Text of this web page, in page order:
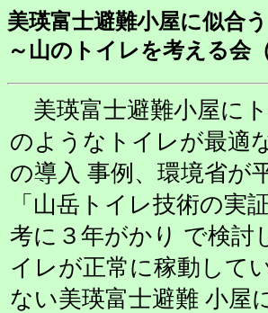
美瑛富士避難小屋に似合
～山のトイレを考える会
美瑛富士避難小屋に
のようなトイレが最適
の導入 事例、環境省が
「山岳トイレ技術の実
考に３年がかり で検討
イレが正常に稼動して
ない美瑛富士避難 小屋